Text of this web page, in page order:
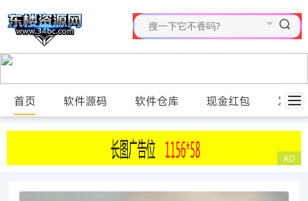
首页 软件源码 软件仓库 现金红包 发布